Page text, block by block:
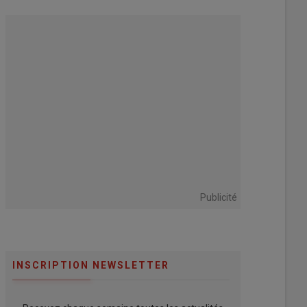
Publicité
INSCRIPTION NEWSLETTER